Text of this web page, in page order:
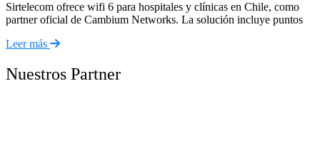
Sirtelecom ofrece wifi 6 para hospitales y clínicas en Chile, como
partner oficial de Cambium Networks. La solución incluye puntos
Leer más
Nuestros Partner